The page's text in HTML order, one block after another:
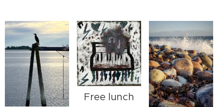
Free lunch